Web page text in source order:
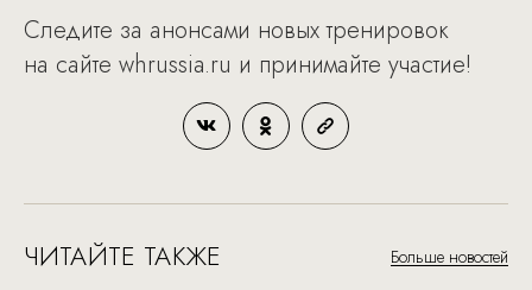
Следите за анонсами новых тренировок
на сайте whrussia.ru и принимайте участие!
ЧИТАЙТЕ ТАКЖЕ Больше новостей